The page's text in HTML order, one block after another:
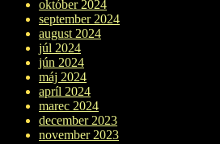
október 2024
september 2024
august 2024
júl 2024
jún 2024
máj 2024
apríl 2024
marec 2024
december 2023
november 2023